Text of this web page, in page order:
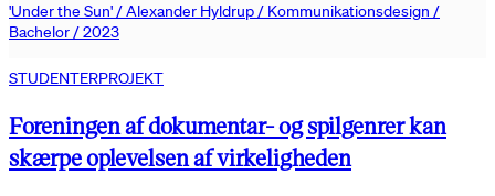
'Under the Sun' / Alexander Hyldrup / Kommunikationsdesign /
Bachelor / 2023
STUDENTERPROJEKT
Foreningen af dokumentar- og spilgenrer kan
skærpe oplevelsen af virkeligheden